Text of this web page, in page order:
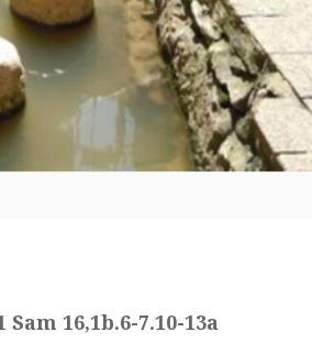
16,1b.6-7.10-13a